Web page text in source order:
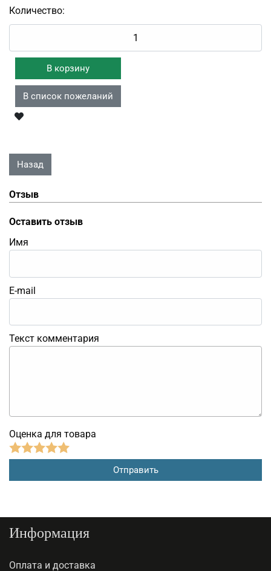
Количество:
Отзыв
Оставить отзыв
Имя
E-mail
Текст комментария
Оценка для товара
Информация
Оплата и доставка